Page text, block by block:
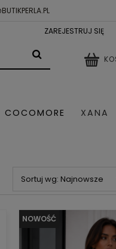
ZAREJESTRUJ SIĘ
COCOMORE XANA
Sortuj wg: Najnowsze
NOWOŚĆ